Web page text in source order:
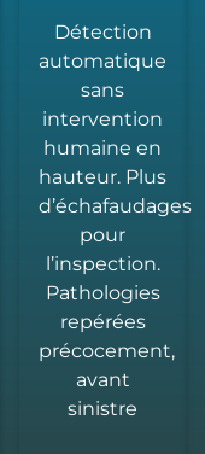
Détection
automatique
sans
intervention
humaine en
hauteur. Plus
d’échafaudages
pour
l’inspection.
Pathologies
repérées
précocement,
avant
sinistre